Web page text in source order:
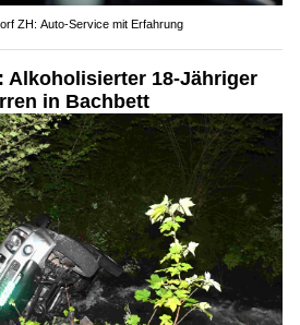
ZH: Auto-Service mit Erfahrung
Alkoholisierter 18-Jähriger
in Bachbett